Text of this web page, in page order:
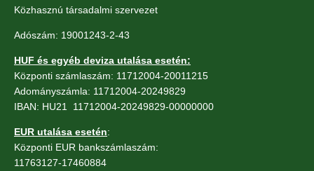
Közhasznú társadalmi szervezet
Adószám: 19001243-2-43
HUF és egyéb deviza utalása esetén:
Központi számlaszám: 11712004-20011215
Adományszámla: 11712004-20249829
IBAN: HU21 11712004-20249829-00000000
EUR utalása esetén:
Központi EUR bankszámlaszám:
11763127-17460884